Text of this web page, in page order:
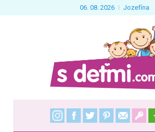
06. 08. 2026 Jozefína